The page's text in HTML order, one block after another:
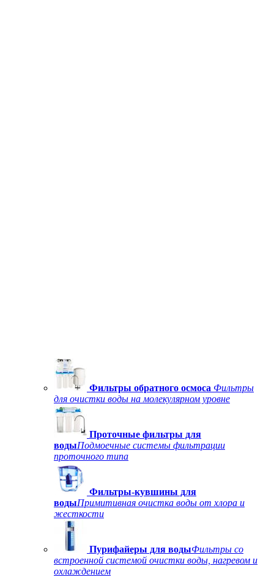
Фильтры обратного осмоса Фильтры
для очистки воды на молекулярном уровне
Проточные фильтры для
водыПодмоечные системы фильтрации
проточного типа
Фильтры-кувшины для
водыПримитивная очистка воды от хлора и
жесткости
Пурифайеры для водыФильтры со
встроенной системой очистки воды, нагревом и
охлаждением